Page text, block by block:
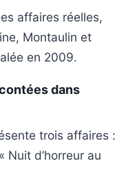
affaires réelles,
Montaulin et
en 2009.
dans
trois affaires :
Nuit d’horreur au